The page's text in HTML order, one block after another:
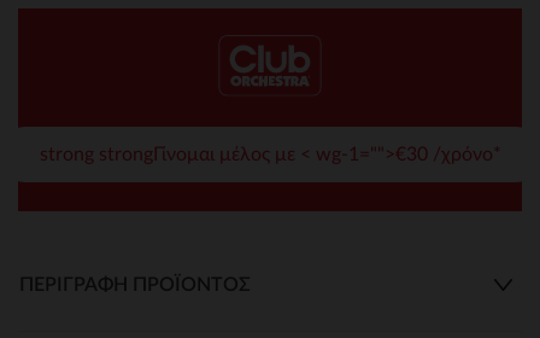
strong strongΓίνομαι μέλος με < wg-1="">€30 /χρόνο*
ΠΕΡΙΓΡΑΦΉ ΠΡΟΪΌΝΤΟΣ